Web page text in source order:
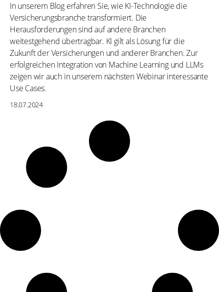
In unserem Blog erfahren Sie, wie KI-Technologie die
Versicherungsbranche transformiert. Die
Herausforderungen sind auf andere Branchen
weitestgehend übertragbar. KI gilt als Lösung für die
Zukunft der Versicherungen und anderer Branchen. Zur
erfolgreichen Integration von Machine Learning und LLMs
zeigen wir auch in unserem nächsten Webinar interessante
Use Cases.
18.07.2024